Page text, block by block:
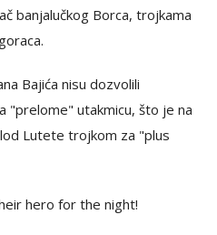
banjalučkog Borca, trojkama
Bajića nisu dozvolili
"prelome" utakmicu, što je na
Lutete trojkom za "plus
hero for the night!